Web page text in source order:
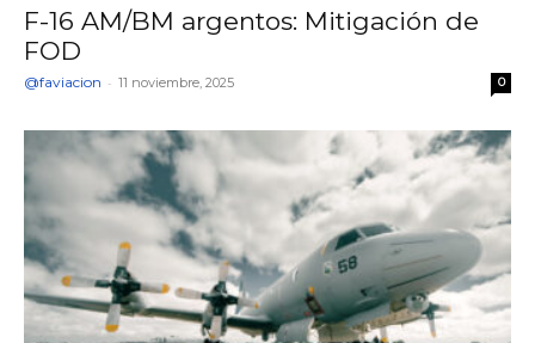
F-16 AM/BM argentos: Mitigación de
FOD
@faviacion - 11 noviembre, 2025 0